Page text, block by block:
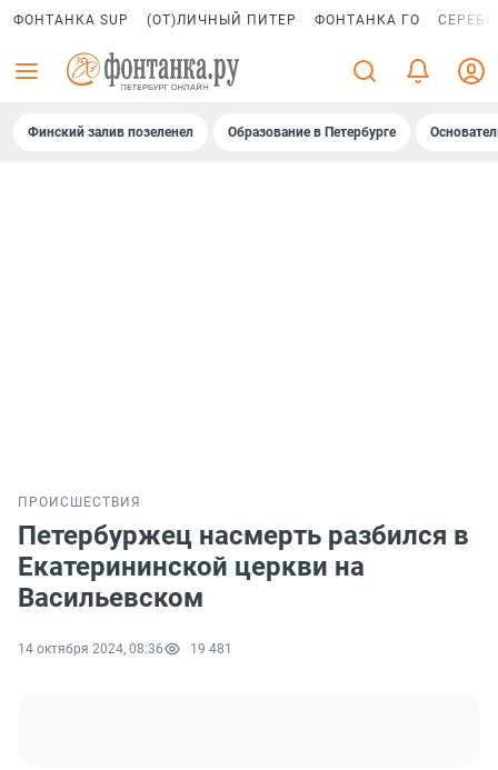
ФОНТАНКА SUP (ОТ)ЛИЧНЫЙ ПИТЕР ФОНТАНКА ГО
Финский залив позеленел Образование в Петербурге
ПРОИСШЕСТВИЯ
Петербуржец насмерть разбился в
Екатерининской церкви на
Васильевском
14 октября 2024, 08:36 19 481